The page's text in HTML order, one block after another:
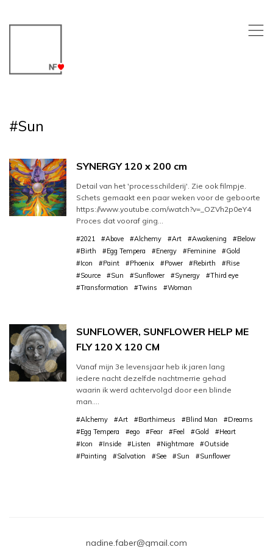
,
#Sun
SYNERGY 120 x 200 cm
Detail van het 'processchilderij'. Zie ook filmpje.
Schets gemaakt een paar weken voor de geboorte
https://www.youtube.com/watch?v=_OZVh2p0eY4
Proces dat vooraf ging...
#2021 #Above #Alchemy #Art #Awakening
#Below
#Birth
#Egg Tempera #Energy #Feminine
#Gold
#Icon
#Paint #Phoenix #Power #Rebirth
#Rise
#Source
#Sun #Sunflower #Synergy
#Third eye
#Transformation
#Twins #Woman
SUNFLOWER, SUNFLOWER HELP ME
FLY 120 X 120 CM
Vanaf mijn 3e levensjaar heb ik jaren lang
iedere nacht dezelfde nachtmerrie gehad
waarin ik werd achtervolgd door een blinde
man….
#Alchemy #Art #Barthimeus #Blind Man
#Dreams
#Egg Tempera
#ego #Fear #Feel #Gold
#Heart
#Icon
#Inside #Listen #Nightmare
#Outside
#Painting
#Salvation #See #Sun #Sunflower
nadine.faber@gmail.com